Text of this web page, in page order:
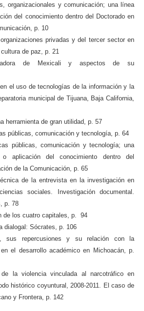
organizacionales y comunicación; una línea
del conocimiento dentro del Doctorado en
p. 10
organizaciones privadas y del tercer sector en
de paz, p. 21
de Mexicali y aspectos de su
el uso de tecnologías de la información y la
municipal de Tijuana, Baja California,
herramienta de gran utilidad, p. 57
públicas, comunicación y tecnología, p. 64
públicas, comunicación y tecnología; una
o aplicación del conocimiento dentro del
de la Comunicación, p. 65
de la entrevista en la investigación en
sociales. Investigación documental.
p. 78
de los cuatro capitales, p. 94
dialogal: Sócrates, p. 106
sus repercusiones y su relación con la
el desarrollo académico en Michoacán, p.
de la violencia vinculada al narcotráfico en
histórico coyuntural, 2008-2011. El caso de
y Frontera, p. 142